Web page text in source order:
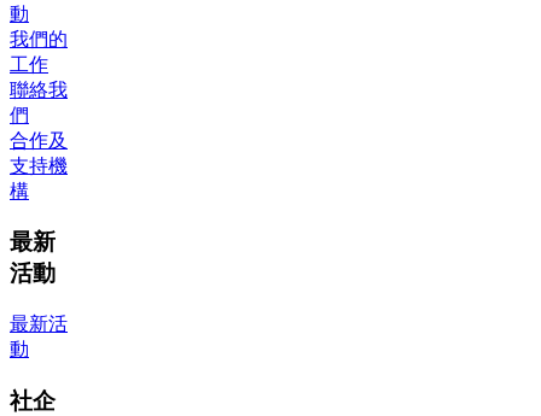
動
我們的
工作
聯絡我
們
合作及
支持機
構
最新
活動
最新活
動
社企